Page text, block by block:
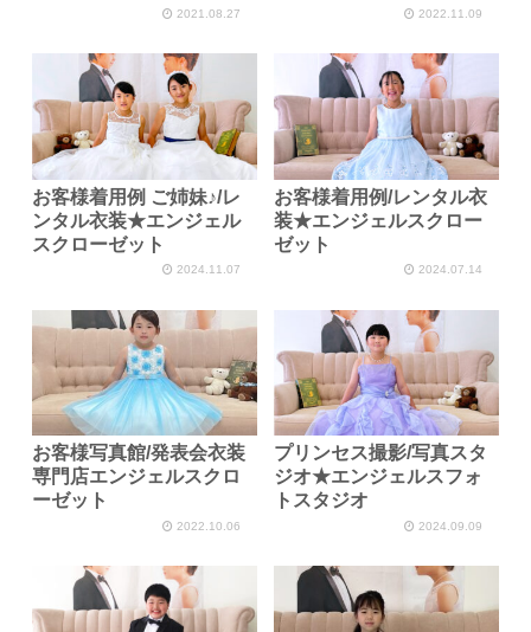
2021.08.27 2022.11.09
お客様着用例 ご姉妹♪/レ
ンタル衣装★エンジェル
スクローゼット
2024.11.07
お客様着用例/レンタル衣
装★エンジェルスクロー
ゼット
2024.07.14
お客様写真館/発表会衣装
専門店エンジェルスクロ
ーゼット
2022.10.06
プリンセス撮影/写真スタ
ジオ★エンジェルスフォ
トスタジオ
2024.09.09